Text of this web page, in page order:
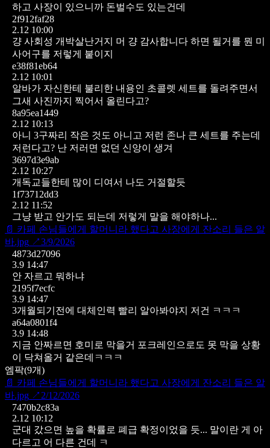
하고 사장이 있으니까 돈벌수도 있는건데
2f912faf28
2.12 10:00
걍 사회성 개박살난거지 머 걍 감사합니다 하면 될거를 뭔 미
사어구를 저렇게 붙이지
e38f81eb64
2.12 10:01
알바가 자신한테 불리한 내용인 초콜렛 세트를 돌려주면서
그새 사진까지 찍어서 올린다고?
8a95ea1449
2.12 10:13
아니 3구짜리 작은 것도 아니고 저런 존나 큰 세트를 주는데
저런다고? 난 저러면 없던 신앙이 생겨
3697d3e9ab
2.12 10:27
개독교들한테 많이 디여서 나도 거절할듯
1f73712dd3
2.12 11:52
그냥 받고 안가도 되는데 저렇게 말을 해야하나...
📄 카페 손님들에게 할머니라 했다고 사장에게 잔소리 들은 알
바.jpg ↗3/9/2026
4873d27096
3.9 14:47
안 자르고 뭐하냐
2195f7ecfc
3.9 14:47
3개월되기전에 대체인력 빨리 알아봐야지 저건 ㅋㅋㅋ
a64a0801f4
3.9 14:48
지금 안짜르면 호미로 막을거 포크레인으로도 못 막을 상황
이 닥쳐올거 같은데ㅋㅋㅋ
엠팍(9개)
📄 카페 손님들에게 할머니라 했다고 사장에게 잔소리 들은 알
바.jpg ↗ 2/12/2026
7470b2c83a
2.12 10:12
군대 갔으면 높을 확률로 폐급 확정이었을 듯... 말이란 게 아
다르고 어 다른 건데 ㅋ